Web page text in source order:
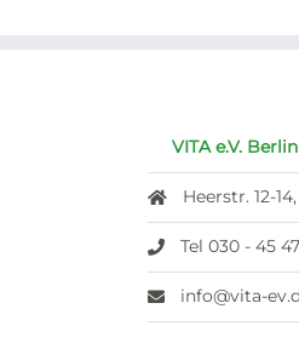
VITA e.V. Berlin
Heerstr. 12-
Tel 030 - 45
info@vita-